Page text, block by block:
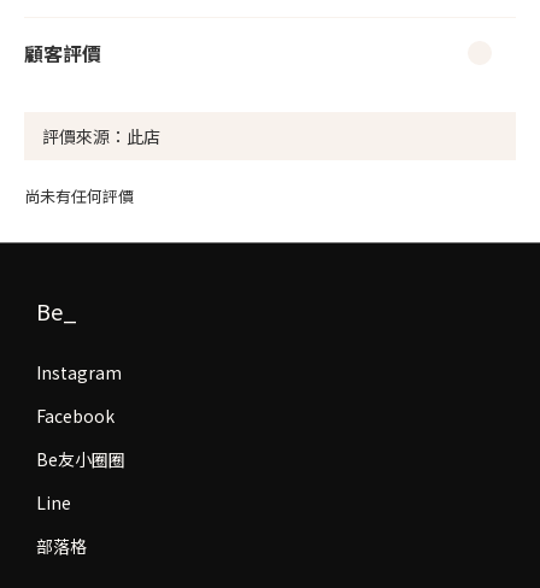
顧客評價
尚未有任何評價
Be_
Instagram
Facebook
Be友小圈圈
Line
部落格